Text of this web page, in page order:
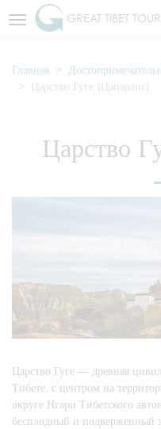
GREAT TIBET
Главная
Царство Гуге (Цапаранг)
Царство
Царство Гуге — древняя
Тибете, с центром на
округе Нгари Тибетского
бесплодный и подверженный